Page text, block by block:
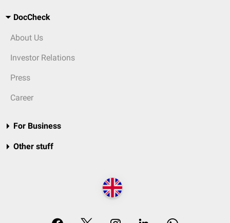
DocCheck
About Us
Investor Relations
Press
Career
For Business
Other stuff